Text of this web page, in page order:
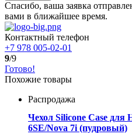
Спасибо, ваша заявка
вами в ближайшее время.
Контактный телефон
+7 978 005-02-01
9/9
Готово!
Похожие товары
Распродажа
Чехол Silicone Case для
6SE/Nova 7i (пудровый)